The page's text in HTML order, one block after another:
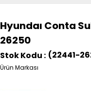
Hyundaı Conta
26250
(22441-